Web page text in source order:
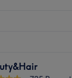
Gespür für
Looks
sich ganz